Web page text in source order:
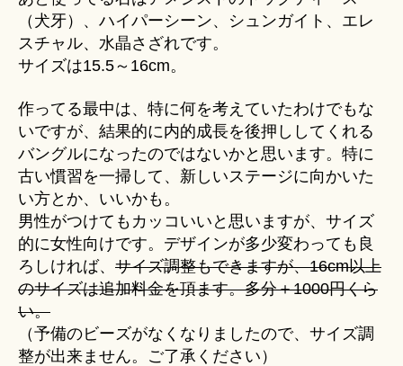
（犬牙）、ハイパーシーン、シュンガイト、エレ
スチャル、水晶さざれです。
サイズは15.5～16cm。
作ってる最中は、特に何を考えていたわけでもな
いですが、結果的に内的成長を後押ししてくれる
バングルになったのではないかと思います。特に
古い慣習を一掃して、新しいステージに向かいた
い方とか、いいかも。
男性がつけてもカッコいいと思いますが、サイズ
的に女性向けです。デザインが多少変わっても良
ろしければ、 サイズ調整もできますが、16cm以上
のサイズは追加料金を頂ます。多分＋1000円くら
い。
（予備のビーズがなくなりましたので、サイズ調
整が出来ません。ご了承ください）